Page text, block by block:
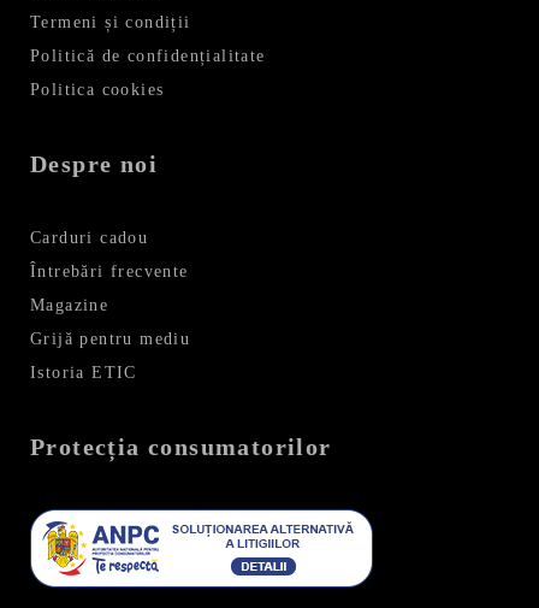
Termeni și condiții
Politică de confidențialitate
Politica cookies
Despre noi
Carduri cadou
Întrebări frecvente
Magazine
Grijă pentru mediu
Istoria ETIC
Protecția consumatorilor